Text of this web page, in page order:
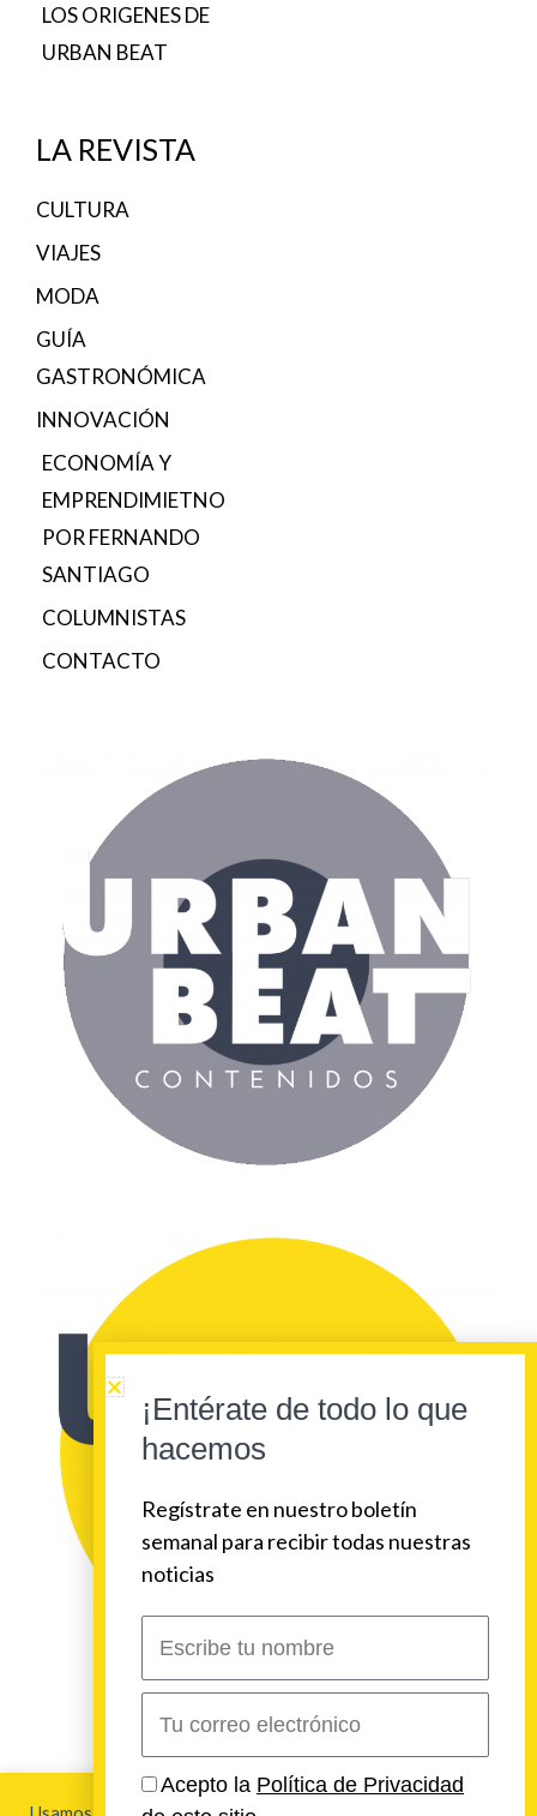
LOS ORIGENES DE
URBAN BEAT
LA REVISTA
CULTURA
VIAJES
MODA
GUÍA
GASTRONÓMICA
INNOVACIÓN
ECONOMÍA Y
EMPRENDIMIETNO
POR FERNANDO
SANTIAGO
COLUMNISTAS
CONTACTO
2026 Urban Beat Contenidos
¡Entérate de todo lo que
hacemos
Regístrate en nuestro boletín
semanal para recibir todas nuestras
noticias
nombre
electrónico
Acepto la Política de Privacidad